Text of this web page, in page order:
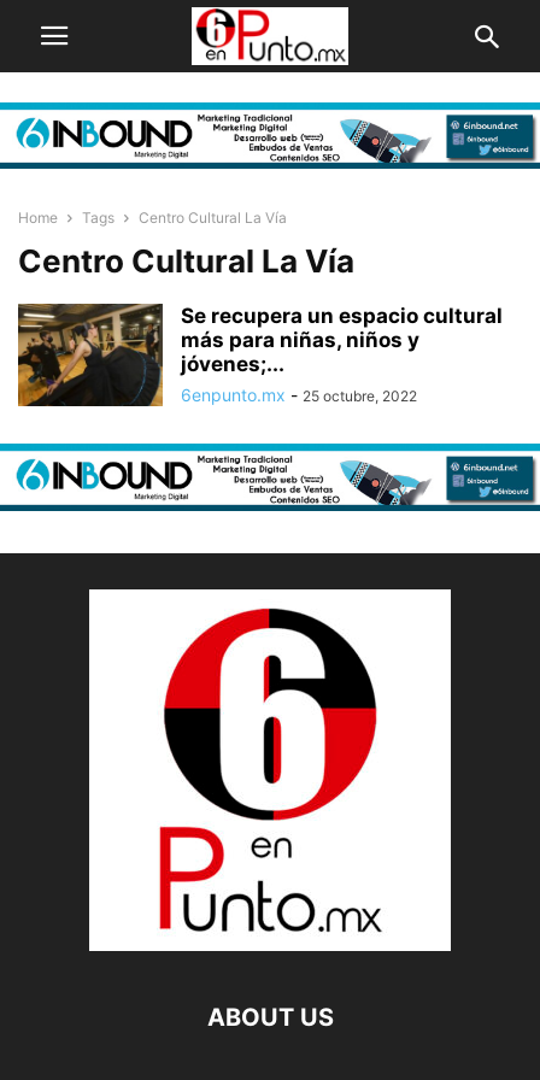
Home Tags Centro Cultural La Vía
Centro Cultural La Vía
Se recupera un espacio cultural
más para niñas, niños y
jóvenes;...
6enpunto.mx - 25 octubre, 2022
ABOUT US